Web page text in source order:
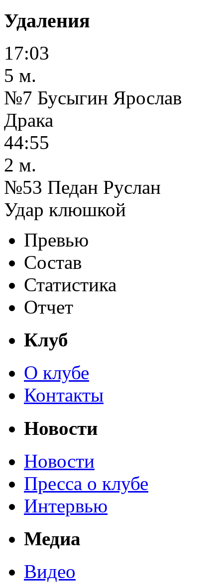
Удаления
17:03
5 м.
№7 Бусыгин Ярослав
Драка
44:55
2 м.
№53 Педан Руслан
Удар клюшкой
Превью
Состав
Статистика
Отчет
Клуб
О клубе
Контакты
Новости
Новости
Пресса о клубе
Интервью
Медиа
Видео